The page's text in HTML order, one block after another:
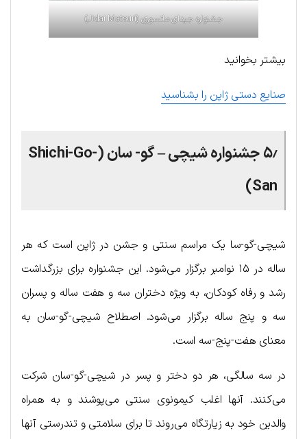
جشنواره جیدای ماتسوری (Jidai Matsuri)
بیشتر بخوانید
صنایع دستی ژاپن را بشناسید
۵٫ جشنواره شیچی – گو- سان (Shichi-Go-
San)
شیچی-گو-سا یک مراسم سنتی و جشن در ژاپن است که هر
ساله در ۱۵ نوامبر برگزار می‌شود. این جشنواره برای بزرگداشت
رشد و رفاه کودکان، به ویژه دختران سه و هفت ساله و پسران
سه و پنج ساله برگزار می‌شود. اصطلاح شیچی-گو-سان به
معنای هفت-پنج-سه است.
در سه سالگی، هر دو دختر و پسر در شیچی-گو-سان شرکت
می‌کنند. آنها اغلب کیمونوی سنتی می‌پوشند و به همراه
والدین خود به زیارتگاه می‌روند تا برای سلامتی و تندرستی آنها